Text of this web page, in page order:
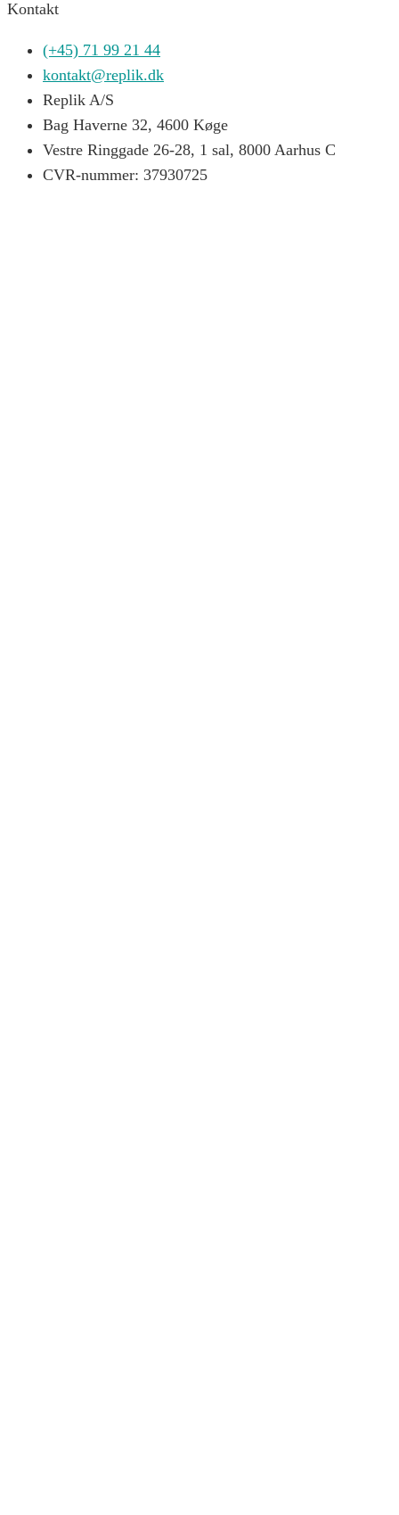
Kontakt
(+45) 71 99 21 44
kontakt@replik.dk
Replik A/S
Bag Haverne 32, 4600 Køge
Vestre Ringgade 26-28, 1 sal, 8000 Aarhus C
CVR-nummer: 37930725